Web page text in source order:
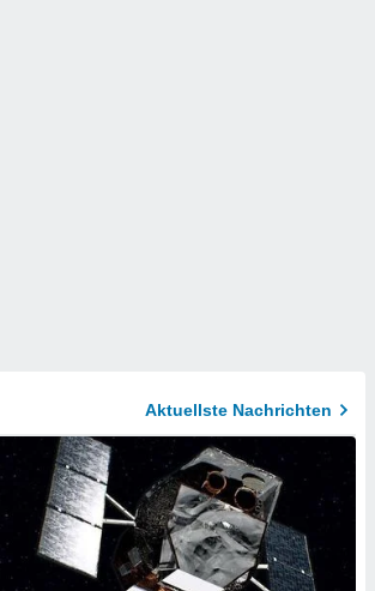
Aktuellste Nachrichten